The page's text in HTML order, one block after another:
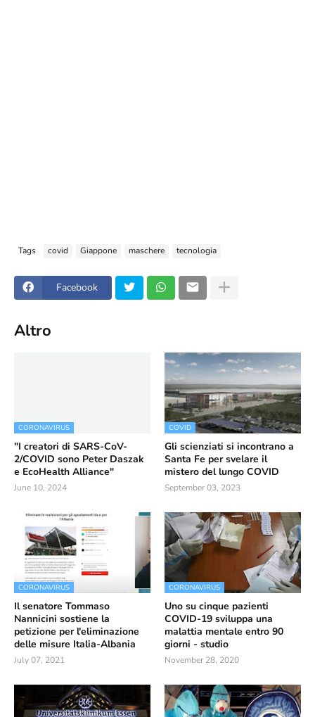
Tags covid Giappone maschere tecnologia
Facebook
Altro
CORONAVIRUS
"I creatori di SARS-CoV-
2/COVID sono Peter Daszak
e EcoHealth Alliance"
June 10, 2024
COVID
Gli scienziati si incontrano a
Santa Fe per svelare il
mistero del lungo COVID
September 03, 2023
CORONAVIRUS
Il senatore Tommaso
Nannicini sostiene la
petizione per l'eliminazione
delle misure Italia-Albania
July 07, 2021
CORONAVIRUS
Uno su cinque pazienti
COVID-19 sviluppa una
malattia mentale entro 90
giorni - studio
November 28, 2020